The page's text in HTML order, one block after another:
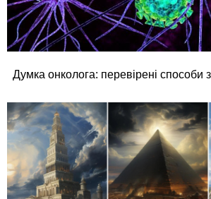
Думка онколога: перевірені способи